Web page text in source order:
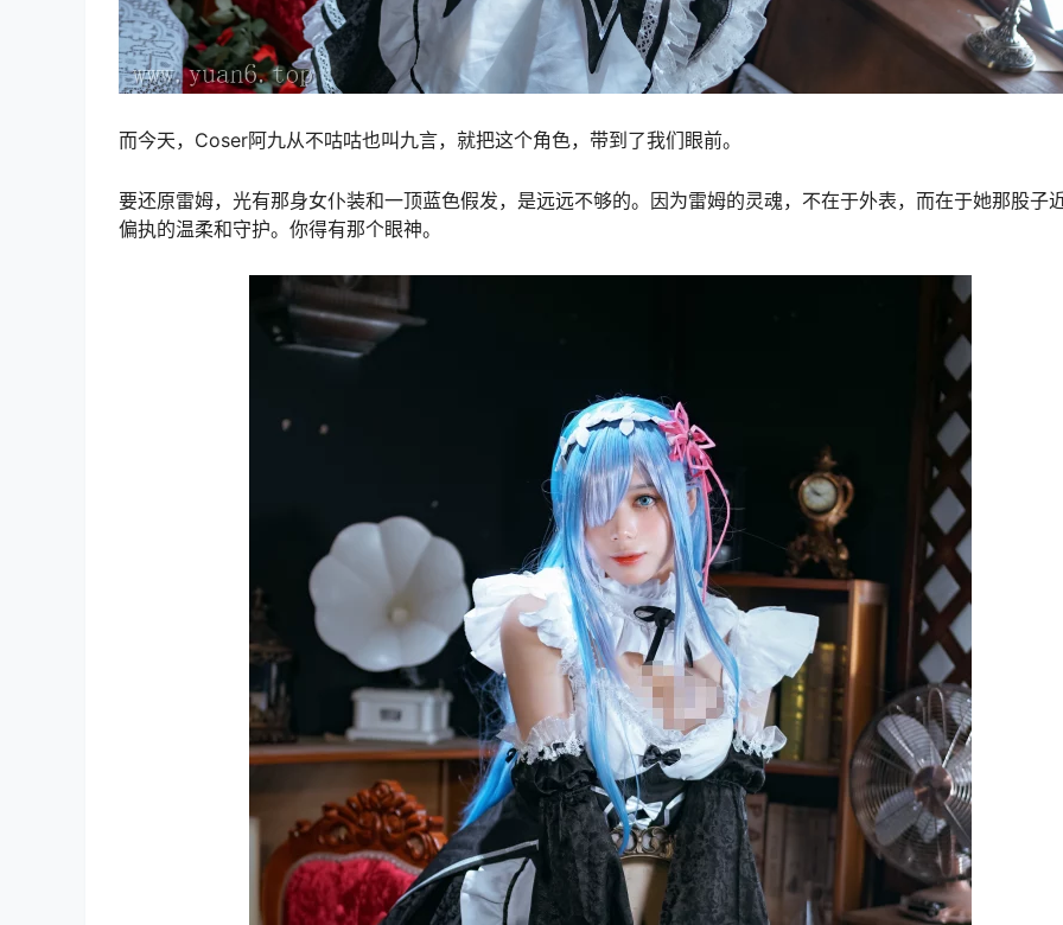
而今天，Coser阿九从不咕咕也叫九言，就把这个角色，带到了我们眼前。
要还原雷姆，光有那身女仆装和一顶蓝色假发，是远远不够的。因为雷姆的灵魂，不在于外表，而在于她那股子
偏执的温柔和守护。你得有那个眼神。